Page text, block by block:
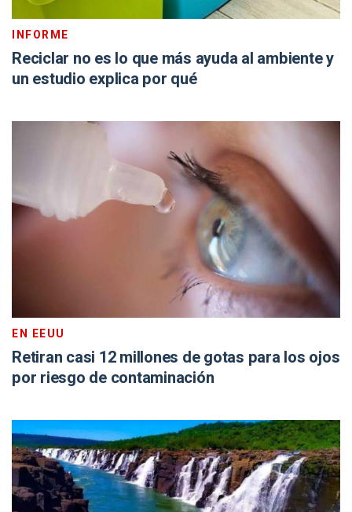
INFORME
Reciclar no es lo que más ayuda al ambiente y
un estudio explica por qué
EN EEUU
Retiran casi 12 millones de gotas para los ojos
por riesgo de contaminación